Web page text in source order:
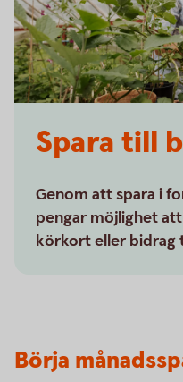
Spara till
Genom att spara i
pengar möjlighet
körkort eller bidrag
Börja